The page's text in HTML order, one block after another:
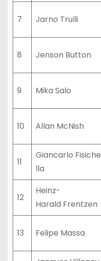
7 Jarno Trulli
8 Jenson Button
9 Mika Salo
10 Allan McNish
11
Giancarlo Fisiche
lla
12
Heinz-
Harald Frentzen
13 Felipe Massa